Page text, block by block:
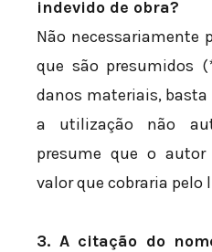
indevido de obra?
Não necessariamente
que são presumidos
danos materiais,
a utilização não
presume que o
valor que cobraria pelo
3. A citação do